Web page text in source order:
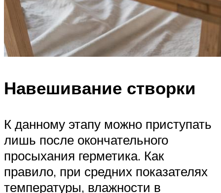
Навешивание створки
К данному этапу можно приступать
лишь после окончательного
просыхания герметика. Как
правило, при средних показателях
температуры, влажности в